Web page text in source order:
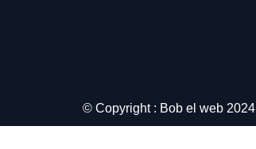
© Copyright : Bob el web 2024